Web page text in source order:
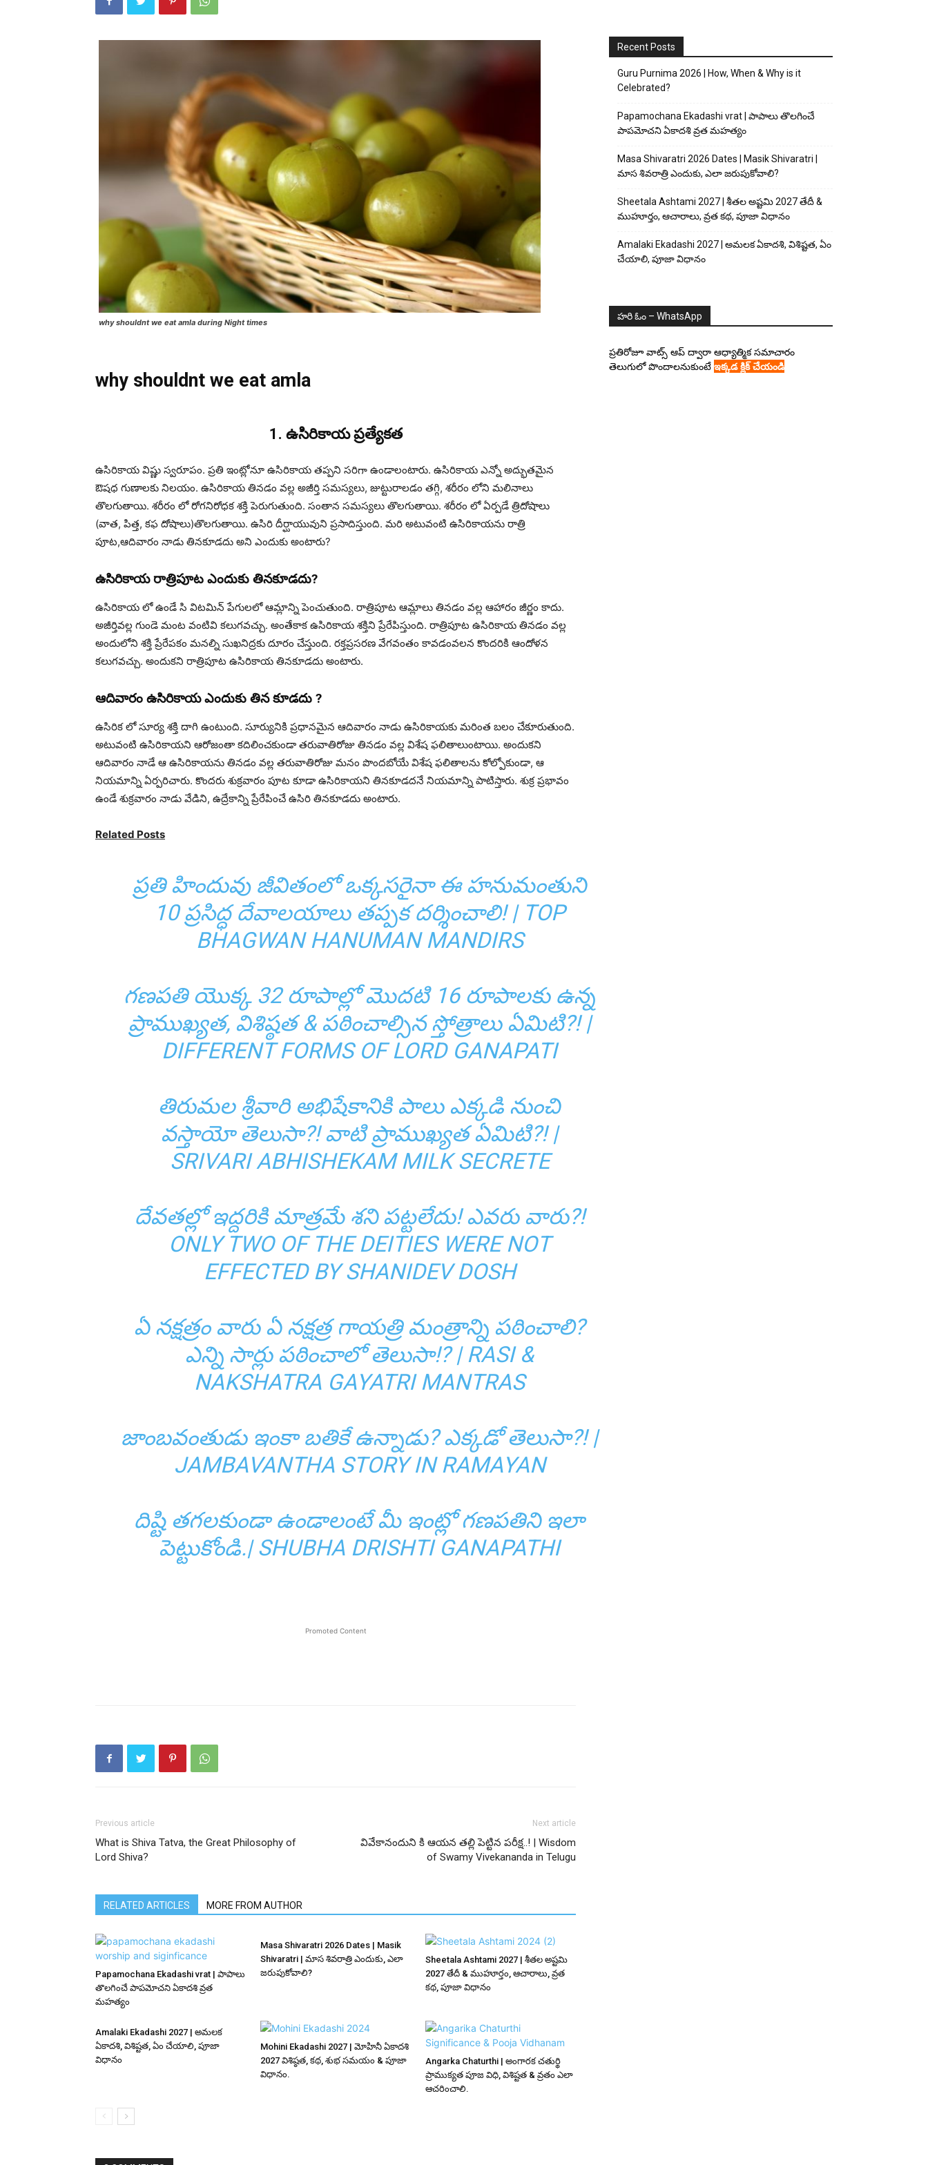
why shouldnt we eat amla during Night times
why shouldnt we eat amla
1. ఉసిరికాయ ప్రత్యేకత
ఉసిరికాయ విష్ణు స్వరూపం. ప్రతి ఇంట్లోనూ ఉసిరికాయ తప్పని సరిగా ఉండాలంటారు. ఉసిరికాయ ఎన్నో అద్భుతమైన
ఔషధ గుణాలకు నిలయం. ఉసిరికాయ తినడం వల్ల అజీర్తి సమస్యలు, జుట్టురాలడం తగ్గి, శరీరం లోని మలినాలు
తొలగుతాయి. శరీరం లో రోగనిరోధక శక్తి పెరుగుతుంది. సంతాన సమస్యలు తొలగుతాయి. శరీరం లో ఏర్పడే త్రిదోషాలు
(వాత, పిత్త, కఫ దోషాలు)తొలగుతాయి. ఉసిరి దీర్ఘాయువుని ప్రసాదిస్తుంది. మరి అటువంటి ఉసిరికాయను రాత్రి
పూట,ఆదివారం నాడు తినకూడదు అని ఎందుకు అంటారు?
ఉసిరికాయ రాత్రిపూట ఎందుకు తినకూడదు?
ఉసిరికాయ లో ఉండే సి విటమిన్ పేగులలో ఆమ్లాన్ని పెంచుతుంది. రాత్రిపూట ఆమ్లాలు తినడం వల్ల ఆహారం జీర్ణం కాదు.
అజీర్తివల్ల గుండె మంట వంటివి కలుగవచ్చు. అంతేకాక ఉసిరికాయ శక్తిని ప్రేరేపిస్తుంది. రాత్రిపూట ఉసిరికాయ తినడం వల్ల
అందులోని శక్తి ప్రేరేపకం మనల్ని సుఖనిద్రకు దూరం చేస్తుంది. రక్తప్రసరణ వేగవంతం కావడంవలన కొందరికి ఆందోళన
కలుగవచ్చు. అందుకని రాత్రిపూట ఉసిరికాయ తినకూడదు అంటారు.
ఆదివారం ఉసిరికాయ ఎందుకు తిన కూడదు ?
ఉసిరిక లో సూర్య శక్తి దాగి ఉంటుంది. సూర్యునికి ప్రధానమైన ఆదివారం నాడు ఉసిరికాయకు మరింత బలం చేకూరుతుంది.
అటువంటి ఉసిరికాయని ఆరోజంతా కదిలించకుండా తరువాతిరోజు తినడం వల్ల విశేష ఫలితాలుంటాయి. అందుకని
ఆదివారం నాడే ఆ ఉసిరికాయను తినడం వల్ల తరువాతిరోజు మనం పొందబోయే విశేష ఫలితాలను కోల్పోకుండా, ఆ
నియమాన్ని ఏర్పరిచారు. కొందరు శుక్రవారం పూట కూడా ఉసిరికాయని తినకూడదనే నియమాన్ని పాటిస్తారు. శుక్ర ప్రభావం
ఉండే శుక్రవారం నాడు వేడిని, ఉద్రేకాన్ని ప్రేరేపించే ఉసిరి తినకూడదు అంటారు.
Related Posts
ప్రతి హిందువు జీవితంలో ఒక్కసరైనా ఈ హనుమంతుని
10 ప్రసిద్ధ దేవాలయాలు తప్పక దర్శించాలి! | TOP
BHAGWAN HANUMAN MANDIRS
గణపతి యొక్క 32 రూపాల్లో మొదటి 16 రూపాలకు ఉన్న
ప్రాముఖ్యత, విశిష్ఠత & పఠించాల్సిన స్తోత్రాలు ఏమిటి?! |
DIFFERENT FORMS OF LORD GANAPATI
తిరుమల శ్రీవారి అభిషేకానికి పాలు ఎక్కడి నుంచి
వస్తాయో తెలుసా?! వాటి ప్రాముఖ్యత ఏమిటి?! |
SRIVARI ABHISHEKAM MILK SECRETE
దేవతల్లో ఇద్దరికి మాత్రమే శని పట్టలేదు! ఎవరు వారు?!
ONLY TWO OF THE DEITIES WERE NOT
EFFECTED BY SHANIDEV DOSH
ఏ నక్షత్రం వారు ఏ నక్షత్ర గాయత్రి మంత్రాన్ని పఠించాలి?
ఎన్ని సార్లు పఠించాలో తెలుసా!? | RASI &
NAKSHATRA GAYATRI MANTRAS
జాంబవంతుడు ఇంకా బతికే ఉన్నాడు? ఎక్కడో తెలుసా?! |
JAMBAVANTHA STORY IN RAMAYAN
దిష్టి తగలకుండా ఉండాలంటే మీ ఇంట్లో గ‌ణ‌ప‌తిని ఇలా
పెట్టుకోండి.| SHUBHA DRISHTI GANAPATHI
Promoted Content
Previous article
What is Shiva Tatva, the Great Philosophy of
Lord Shiva?
Next article
వివేకానందుని కి ఆయన తల్లి పెట్టిన పరీక్ష..! | Wisdom
of Swamy Vivekananda in Telugu
RELATED ARTICLES MORE FROM AUTHOR
Papamochana Ekadashi vrat | పాపాలు
తొలగించే పాపమోచని ఏకాదశి వ్రత
మహత్యం
Masa Shivaratri 2026 Dates | Masik
Shivaratri | మాస శివరాత్రి ఎందుకు, ఎలా
జరుపుకోవాలి?
Sheetala Ashtami 2027 | శీతల అష్టమి
2027 తేదీ & ముహూర్తం, ఆచారాలు, వ్రత
కథ, పూజా విధానం
Amalaki Ekadashi 2027 | అమలక
ఏకాదశి, విశిష్టత, ఏం చేయాలి, పూజా
విధానం
Mohini Ekadashi 2027 | మోహినీ ఏకాదశి
2027 విశిష్ఠత, కథ, శుభ సమయం & పూజా
విధానం.
Angarka Chaturthi | అంగారక చతుర్థి
ప్రాముక్యత పూజ విధి, విశిష్టత & వ్రతం ఎలా
ఆచరించాలి.
Recent Posts
Guru Purnima 2026 | How, When & Why is it
Celebrated?
Papamochana Ekadashi vrat | పాపాలు తొలగించే
పాపమోచని ఏకాదశి వ్రత మహత్యం
Masa Shivaratri 2026 Dates | Masik Shivaratri |
మాస శివరాత్రి ఎందుకు, ఎలా జరుపుకోవాలి?
Sheetala Ashtami 2027 | శీతల అష్టమి 2027 తేదీ &
ముహూర్తం, ఆచారాలు, వ్రత కథ, పూజా విధానం
Amalaki Ekadashi 2027 | అమలక ఏకాదశి, విశిష్టత, ఏం
చేయాలి, పూజా విధానం
హరి ఓం – WhatsApp
ప్రతిరోజూ వాట్స్ ఆప్ ద్వారా ఆధ్యాత్మిక సమాచారం
తెలుగులో పొందాలనుకుంటే ఇక్కడ క్లిక్ చేయండి